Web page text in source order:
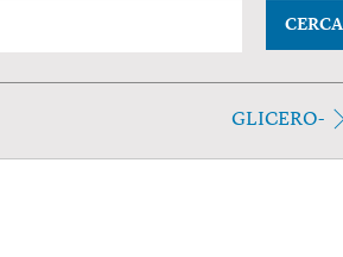
CERCA
GLICERO-